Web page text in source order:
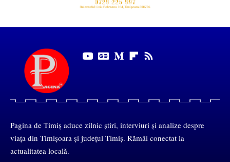
Pagina de Timiș aduce zilnic știri, interviuri și analize despre
viața din Timișoara și județul Timiș. Rămâi conectat la
actualitatea locală.